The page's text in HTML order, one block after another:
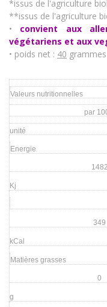
*issus de l'agriculture
**issus de l'agriculture
• convient aux
végétariens et aux
• poids net : 40 grammes
Valeurs nutritionnelles
par
unité
Energie
1482
Kj
349
kCal
Matières grasses
0
g